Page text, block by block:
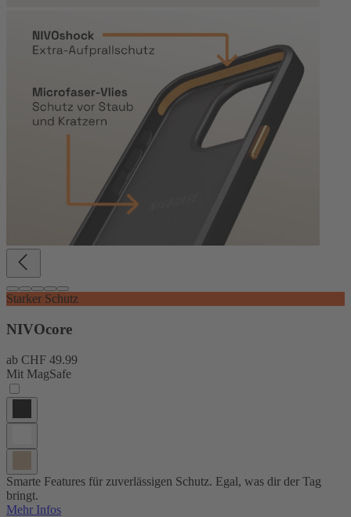
Starker Schutz
NIVOcore
ab CHF 49.99
Mit MagSafe
Smarte Features für zuverlässigen Schutz. Egal, was dir der Tag
bringt.
Mehr Infos